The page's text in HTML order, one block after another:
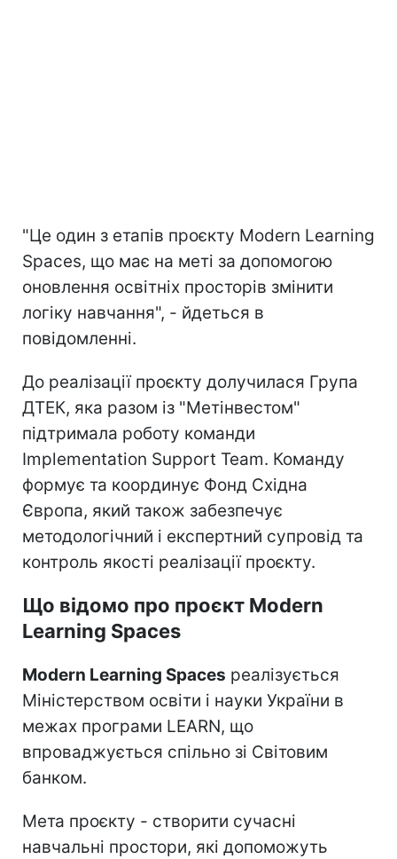
"Це один з етапів проєкту Modern Learning
Spaces, що має на меті за допомогою
оновлення освітніх просторів змінити
логіку навчання", - йдеться в
повідомленні.
До реалізації проєкту долучилася Група
ДТЕК, яка разом із "Метінвестом"
підтримала роботу команди
Implementation Support Team. Команду
формує та координує Фонд Східна
Європа, який також забезпечує
методологічний і експертний супровід та
контроль якості реалізації проєкту.
Що відомо про проєкт Modern
Learning Spaces
Modern Learning Spaces реалізується
Міністерством освіти і науки України в
межах програми LEARN, що
впроваджується спільно зі Світовим
банком.
Мета проєкту - створити сучасні
навчальні простори, які допоможуть